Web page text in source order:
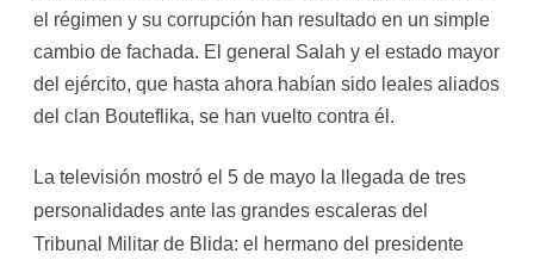
el régimen y su corrupción han resultado en un simple
cambio de fachada. El general Salah y el estado mayor
del ejército, que hasta ahora habían sido leales aliados
del clan Bouteflika, se han vuelto contra él.
La televisión mostró el 5 de mayo la llegada de tres
personalidades ante las grandes escaleras del
Tribunal Militar de Blida: el hermano del presidente